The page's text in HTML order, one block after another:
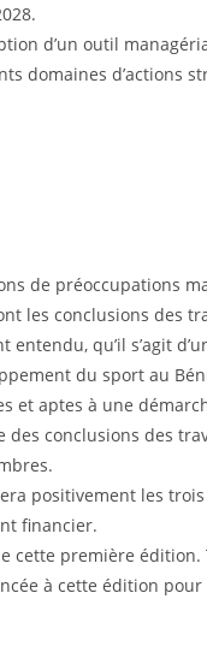
d’un outil
domaines d’actions
de préoccupations
les conclusions des
qu’il s’agit
du sport au
et aptes à une
des conclusions des
positivement les
financier.
cette première
à cette édition